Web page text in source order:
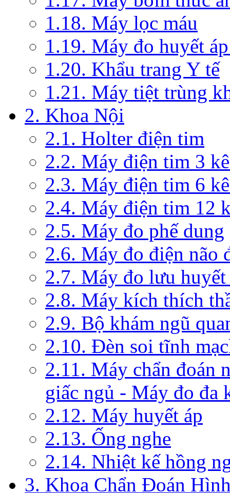
1.18. Máy lọc máu
1.19. Máy đo huyết
1.20. Khẩu trang Y tế
1.21. Máy tiệt trùng
2. Khoa Nội
2.1. Holter điện tim
2.2. Máy điện tim 3
2.3. Máy điện tim 6
2.4. Máy điện tim 12
2.5. Máy đo phế dung
2.6. Máy đo điện não
2.7. Máy đo lưu
2.8. Máy kích thích
2.9. Bộ khám ngũ
2.10. Đèn soi tĩnh
2.11. Máy chẩn đoán
giấc ngủ - Máy đo đa
2.12. Máy huyết áp
2.13. Ống nghe
2.14. Nhiệt kế hồng
3. Khoa Chẩn Đoán